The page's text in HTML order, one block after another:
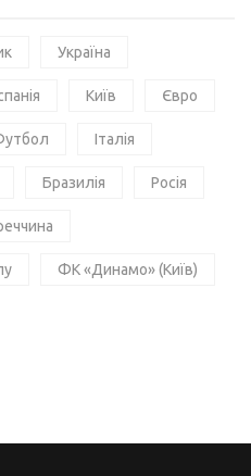
Україна
Київ Євро
Італія
Бразилія Росія
ФК «Динамо» (Київ)